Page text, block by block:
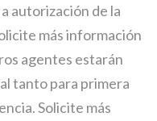
autorización de la
más información
agentes estarán
tanto para primera
Solicite más